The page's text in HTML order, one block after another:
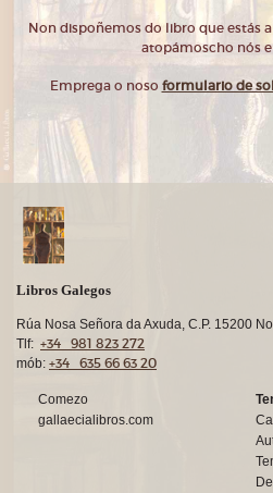
Non dispoñemos do libro que estás
atopámoscho nós
Emprega o noso formulario de
Libros Galegos
Rúa Nosa Señora da Axuda, C.P. 15200
Tlf: +34 981 823 272
mób: +34 635 66 63 20
Comezo
gallaecialibros.com